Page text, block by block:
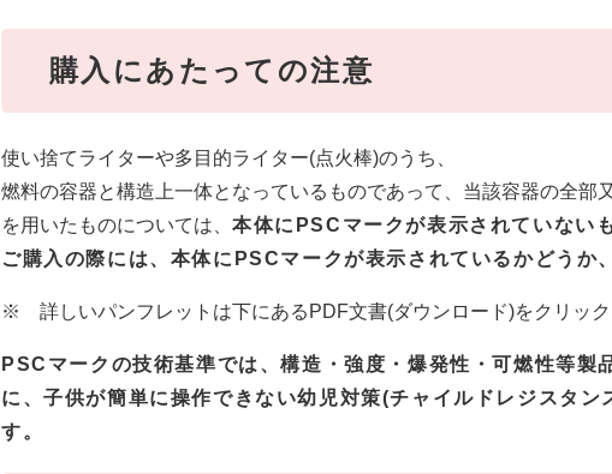
購入にあたっての注意
使い捨てライターや多目的ライター(点火棒)のうち、
燃料の容器と構造上一体となっているものであって、当該容器の全部
を用いたものについては、 本体にPSCマークが表示されていない
ご購入の際には、本体にPSCマークが表示されているかどうか
※ 詳しいパンフレットは下にあるPDF文書(ダウンロード)をクリック
PSCマークの技術基準では、構造・強度・爆発性・可燃性等製
に、子供が簡単に操作できない幼児対策(チャイルドレジスタン
す。